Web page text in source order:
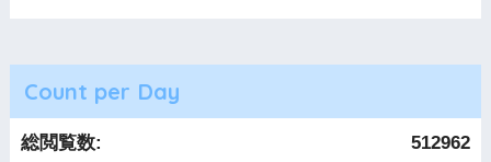
Count per Day
512962
総閲覧数: